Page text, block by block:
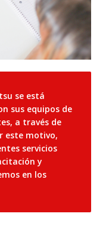
se está
sus equipos de
a través de
este motivo,
servicios
y
en los